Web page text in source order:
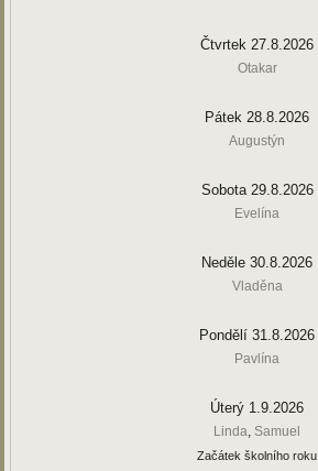
Čtvrtek 27.8.2026
Otakar
Pátek 28.8.2026
Augustýn
Sobota 29.8.2026
Evelína
Neděle 30.8.2026
Vladěna
Pondělí 31.8.2026
Pavlína
Úterý 1.9.2026
Linda, Samuel
Začátek školního roku